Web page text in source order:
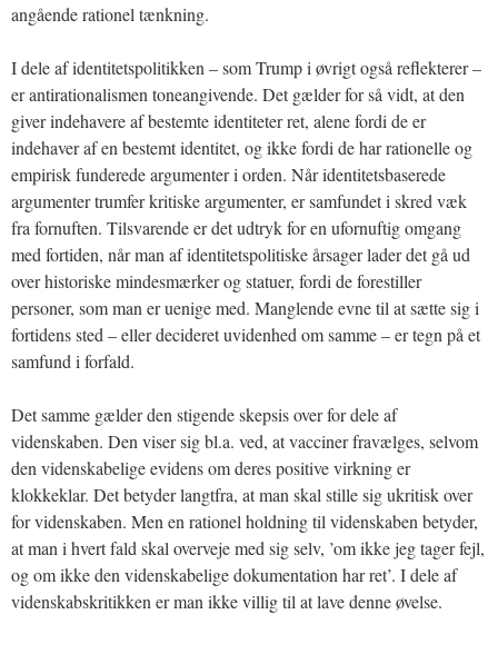
angående rationel tænkning.
I dele af identitetspolitikken – som Trump i øvrigt også reflekterer –
er antirationalismen toneangivende. Det gælder for så vidt, at den
giver indehavere af bestemte identiteter ret, alene fordi de er
indehaver af en bestemt identitet, og ikke fordi de har rationelle og
empirisk funderede argumenter i orden. Når identitetsbaserede
argumenter trumfer kritiske argumenter, er samfundet i skred væk
fra fornuften. Tilsvarende er det udtryk for en ufornuftig omgang
med fortiden, når man af identitetspolitiske årsager lader det gå ud
over historiske mindesmærker og statuer, fordi de forestiller
personer, som man er uenige med. Manglende evne til at sætte sig i
fortidens sted – eller decideret uvidenhed om samme – er tegn på et
samfund i forfald.
Det samme gælder den stigende skepsis over for dele af
videnskaben. Den viser sig bl.a. ved, at vacciner fravælges, selvom
den videnskabelige evidens om deres positive virkning er
klokkeklar. Det betyder langtfra, at man skal stille sig ukritisk over
for videnskaben. Men en rationel holdning til videnskaben betyder,
at man i hvert fald skal overveje med sig selv, ’om ikke jeg tager fejl,
og om ikke den videnskabelige dokumentation har ret’. I dele af
videnskabskritikken er man ikke villig til at lave denne øvelse.